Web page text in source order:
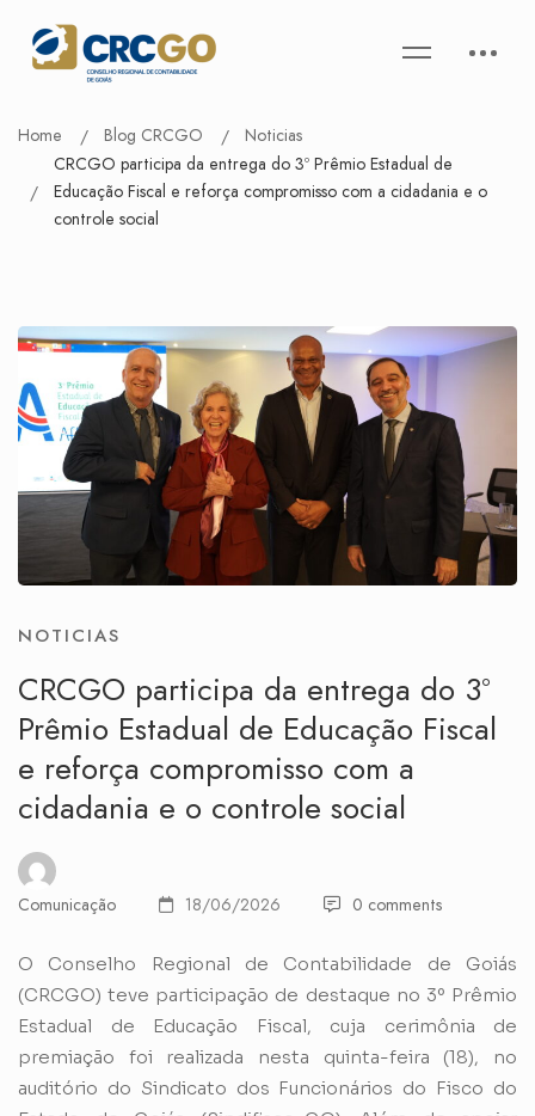
Home Blog CRCGO
Noticias
CRCGO participa da entrega do 3º Prêmio Estadual de
Educação Fiscal e reforça compromisso com a cidadania e o
controle social
NOTICIAS
CRCGO participa da entrega do 3º
Prêmio Estadual de Educação Fiscal
e reforça compromisso com a
cidadania e o controle social
Comunicação 18/06/2026 0 comments
O Conselho Regional de Contabilidade de Goiás
(CRCGO) teve participação de destaque no 3º Prêmio
Estadual de Educação Fiscal, cuja cerimônia de
premiação foi realizada nesta quinta-feira (18), no
auditório do Sindicato dos Funcionários do Fisco do